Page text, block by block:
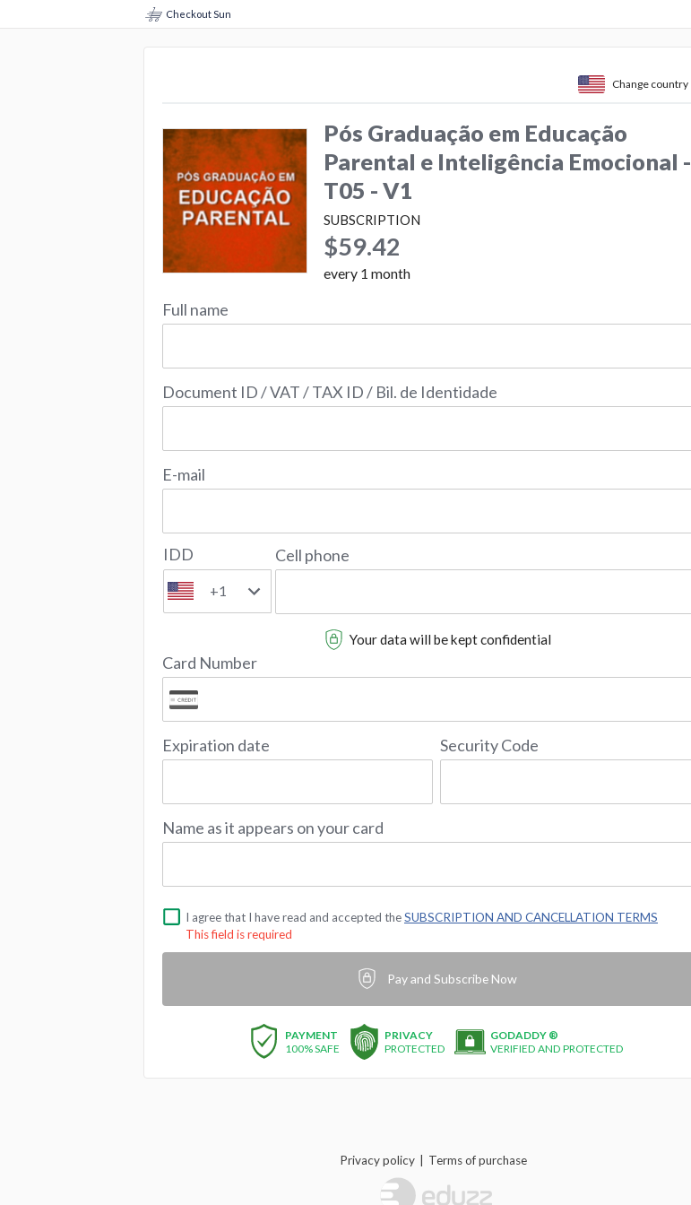
Checkout Sun
Change country
Pós Graduação em Educação
Parental e Inteligência Emocional -
T05 - V1
SUBSCRIPTION
$59.42
every 1 month
Full name
Document ID / VAT / TAX ID / Bil. de Identidade
E-mail
IDD
+1
Cell phone
Your data will be kept confidential
Card Number
Expiration date Security Code
Name as it appears on your card
I agree that I have read and accepted theSUBSCRIPTION AND CANCELLATION TERMS
This field is required
Pay and Subscribe Now
PAYMENT
100% SAFE
PRIVACY
PROTECTED
GODADDY ®
VERIFIED AND PROTECTED
Privacy policy Terms of purchase